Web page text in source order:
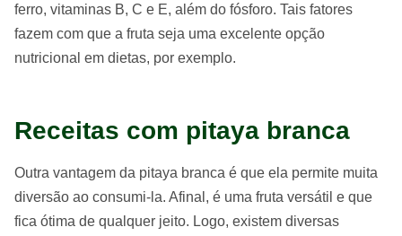
ferro, vitaminas B, C e E, além do fósforo. Tais fatores
fazem com que a fruta seja uma excelente opção
nutricional em dietas, por exemplo.
Receitas com pitaya branca
Outra vantagem da pitaya branca é que ela permite muita
diversão ao consumi-la. Afinal, é uma fruta versátil e que
fica ótima de qualquer jeito. Logo, existem diversas